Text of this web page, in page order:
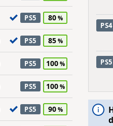
PS5 80
PS5 85
PS5 100
PS5 100
PS5 90
PS4
PS5